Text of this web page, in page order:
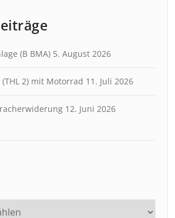
(B BMA) 5. August 2026
2) mit Motorrad 11. Juli 2026
12. Juni 2026